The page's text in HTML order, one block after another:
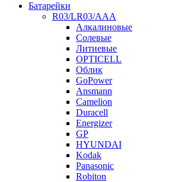
Батарейки
R03/LR03/AAA
Алкалиновые
Солевые
Литиевые
OPTICELL
Облик
GoPower
Ansmann
Camelion
Duracell
Energizer
GP
HYUNDAI
Kodak
Panasonic
Robiton